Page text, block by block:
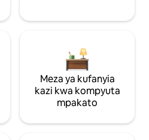
Meza ya kufanyia
kazi kwa kompyuta
mpakato